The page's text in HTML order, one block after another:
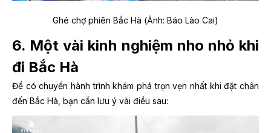
Ghé chợ phiên Bắc Hà (Ảnh: Báo Lào Cai)
6. Một vài kinh nghiệm nho nhỏ khi
đi Bắc Hà
Để có chuyến hành trình khám phá trọn vẹn nhất khi đặt chân
đến Bắc Hà, bạn cần lưu ý vài điều sau: